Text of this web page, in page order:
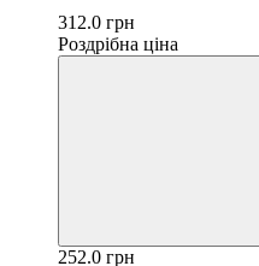
312.0 грн
Роздрібна ціна
252.0 грн